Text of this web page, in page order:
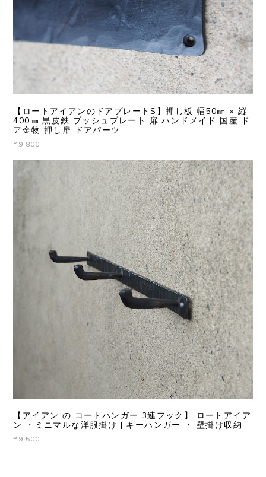
【ロートアイアンのドアプレートS】押し板 幅50㎜ × 縦
400㎜ 黒皮鉄 プッシュプレート 扉 ハンドメイド 国産 ド
ア金物 押し扉 ドアパーツ
¥9,800
【アイアン の コートハンガー 3連フック】 ロートアイア
ン ・ミニマルな洋服掛け | キーハンガー ・ 壁掛け収納
¥9,500